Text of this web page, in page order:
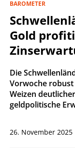
BAROMETER
Gold
Die
Vorwoche
Weizen
geldpolitische
26. November 2025